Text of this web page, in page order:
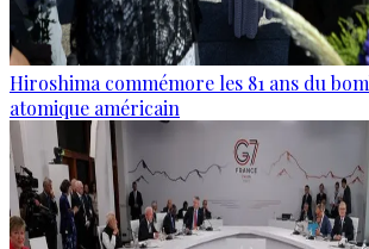
Hiroshima commémore les 81 ans du
atomique américain